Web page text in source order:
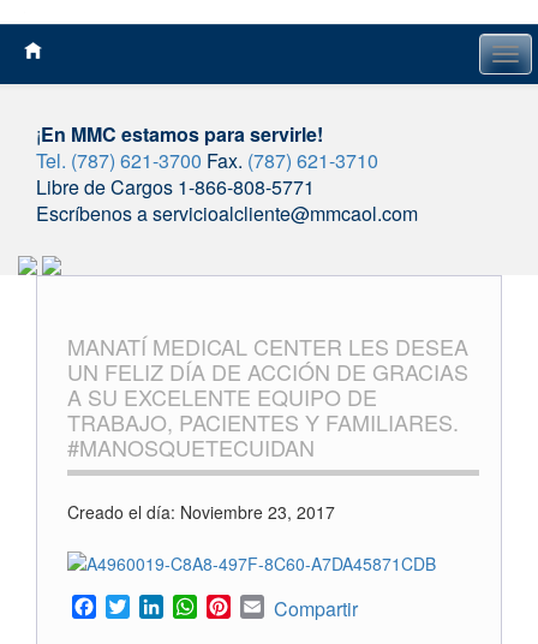
¡En MMC estamos para servirle!
Tel. (787) 621-3700 Fax. (787) 621-3710
Libre de Cargos 1-866-808-5771
Escríbenos a servicioalcliente@mmcaol.com
contentMANATÍ MEDICAL CENTER LES DESEA
UN FELIZ DÍA DE ACCIÓN DE GRACIAS
A SU EXCELENTE EQUIPO DE
TRABAJO, PACIENTES Y FAMILIARES.
#MANOSQUETECUIDAN
Creado el día: Noviembre 23, 2017
Facebook
TwitterLinkedInWhatsApp
Pinterest
Email
Compartir